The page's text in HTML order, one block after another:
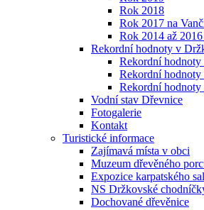
Rok 2018
Rok 2017 na
Rok 2014 až
Rekordní hodnoty v
Rekordní hodnoty
Rekordní
Rekordní
Vodní stav Dřevnice
Fotogalerie
Kontakt
Turistické informace
Zajímavá místa v obci
Muzeum dřevěného
Expozice karpatského
NS Držkovské
Dochované dřevěnice